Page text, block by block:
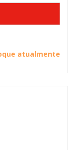
atualmente
También puedes